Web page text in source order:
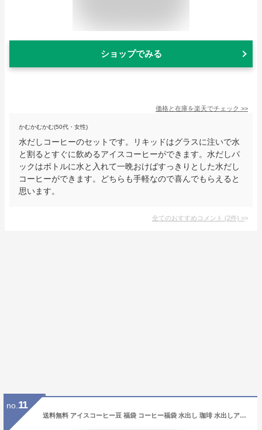
ショップでみる
価格と在庫を楽天でチェック >>
かむかむかむ(50代・女性)
水だしコーヒーのセットです。リキッドはグラスに注いで水
と割るとすぐに飲めるアイスコーヒーができます。水だしパ
ックはボトルに水と入れて一晩おけばすっきりとした水だし
コーヒーができます。どちらも手軽なので喜んでもらえると
思います。
全てのおすすめコメント (2件) >
no. 11
送料無料 アイスコーヒー豆 福袋 コーヒー福袋 水出し 珈琲 水出しアイスコーヒー コールドブリュー アイスでポン!珈琲専門店の水出し珈琲パック大入り福袋(1袋10パック入り×4) 澤井珈琲